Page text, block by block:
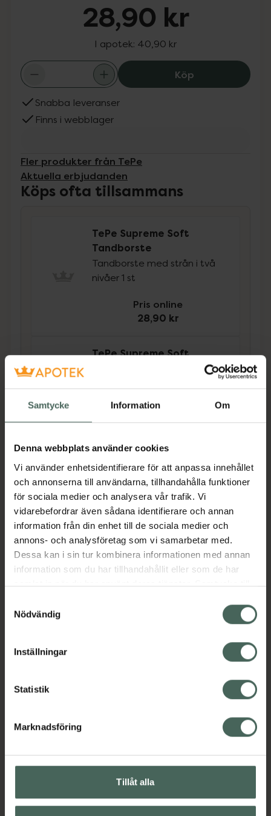
Samtycke Information Om
Denna webbplats använder cookies
Vi använder enhetsidentifierare för att anpassa innehållet
och annonserna till användarna, tillhandahålla funktioner
för sociala medier och analysera vår trafik. Vi
vidarebefordrar även sådana identifierare och annan
information från din enhet till de sociala medier och
annons- och analysföretag som vi samarbetar med.
Dessa kan i sin tur kombinera informationen med annan
information som du har tillhandahållit eller som de har
samlat in när du har använt deras tjänster. Samtycke till
återkalla ditt samtycke via webbplatsens
cookieinställningar. Ett återkallat samtycke påverkar inte
lagligheten av behandling som skett innan återkallelsen.
Nödvändig
Inställningar
Statistik
Marknadsföring
Tillåt alla
28,90 kr
I apotek: 40,90 kr
KöpTePe Supreme
Snabba leveranser
Finns i webblager
Fler produkter från TePe
Aktuella erbjudanden
Köps ofta tillsammans
TePe Supreme Soft
Tandborste
Tandborste med strån i två
nivåer 1 st
Pris online
28,90 kr
TePe Supreme Soft
Pris online
Köp båda för :103,90 kr
Köp båda
Beskrivning Dölj
Levereras i slumpvalda färger
med mjuka strån i två nivåer. Nu i klimatsmart,
hållbart material. 80% lägre CO2
rengöring längre in mellan tänderna och längs
mindre borsthuvud som passar bra till vuxna.
Instruktioner Visa